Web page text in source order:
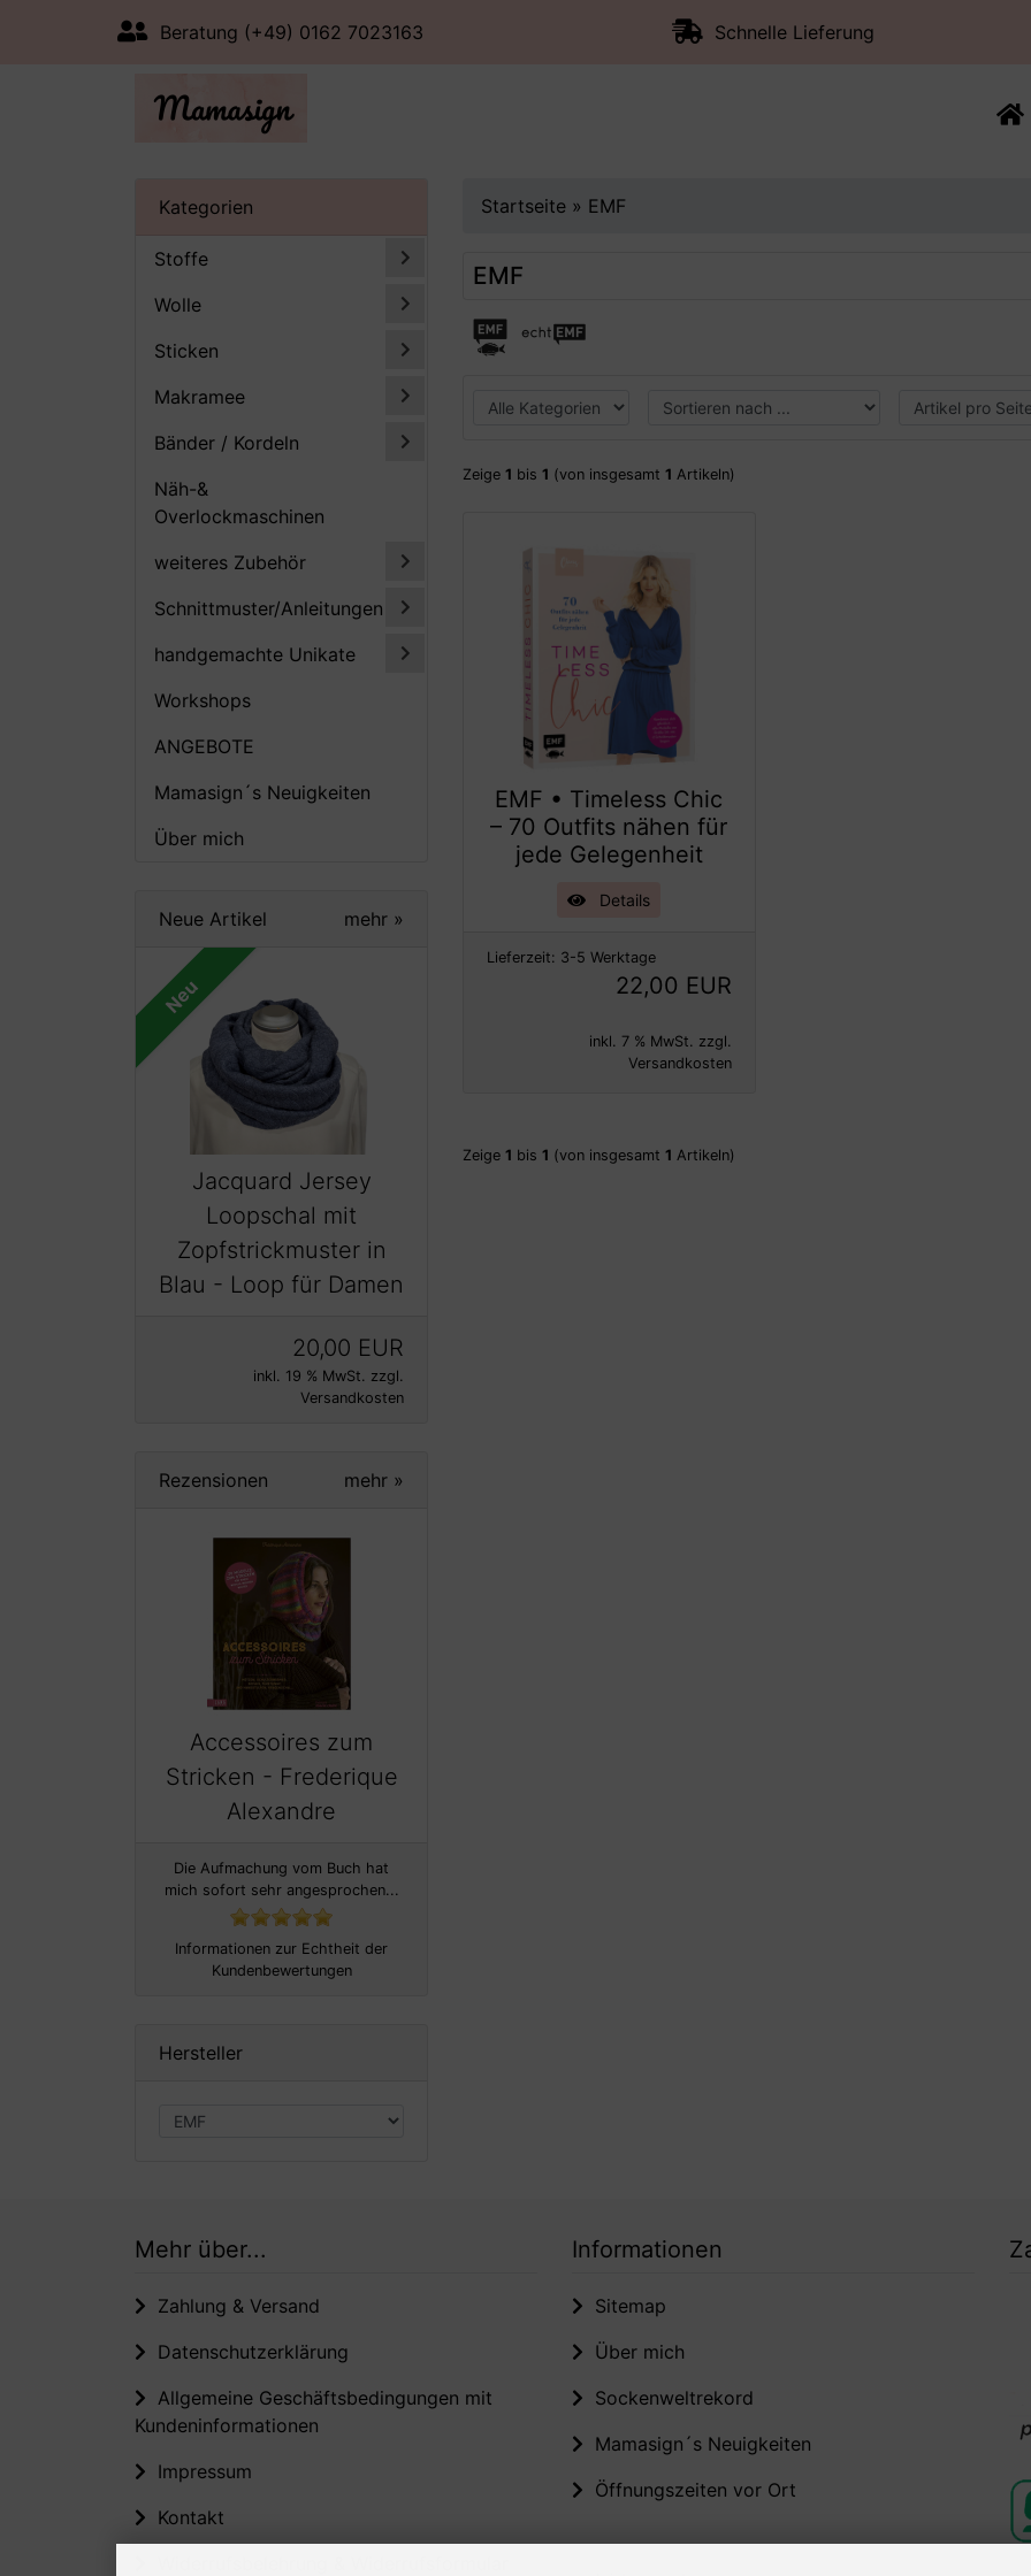
Beratung (+49) 0162 7023163 Schnelle Lieferung
Kategorien
Stoffe
Wolle
Sticken
Makramee
Bänder / Kordeln
Näh-&
Overlockmaschinen
weiteres Zubehör
Schnittmuster/Anleitungen
handgemachte Unikate
Workshops
ANGEBOTE
Mamasign´s Neuigkeiten
Über mich
Neue Artikel mehr »
Neu
Jacquard Jersey
Loopschal mit
Zopfstrickmuster in
Blau - Loop für Damen
20,00 EUR
inkl. 19 % MwSt. zzgl.
Versandkosten
Rezensionen mehr »
Accessoires zum
Stricken - Frederique
Alexandre
Die Aufmachung vom Buch hat
mich sofort sehr angesprochen...
Informationen zur Echtheit der
Kundenbewertungen
Hersteller
Startseite » EMF
EMF
Zeige 1 bis 1 (von insgesamt 1 Artikeln)
EMF • Timeless Chic
– 70 Outfits nähen für
jede Gelegenheit
Details
Lieferzeit: 3-5 Werktage
22,00 EUR
inkl. 7 % MwSt. zzgl.
Versandkosten
Zeige 1 bis 1 (von insgesamt 1 Artikeln)
Mehr über...
Zahlung & Versand
Datenschutzerklärung
Allgemeine Geschäftsbedingungen mit
Kundeninformationen
Impressum
Kontakt
Informationen
Sitemap
Über mich
Sockenweltrekord
Mamasign´s Neuigkeiten
Öffnungszeiten vor Ort